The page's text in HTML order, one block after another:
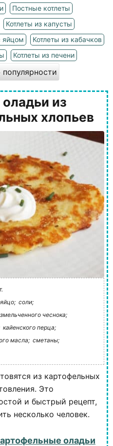
Постные котлеты
Котлеты из капусты
яйцом
Котлеты из кабачков
Котлеты из печени
из
хлопьев
яйцо; соли;
чеснока;
кайенского перца;
масла; сметаны;
из картофельных
Это
и быстрый рецепт,
несколько человек.
оладьи